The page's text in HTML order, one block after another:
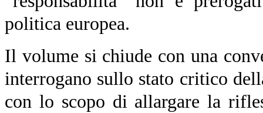
politica europea.
Il volume si chiude con una
interrogano sullo stato critico
con lo scopo di allargare la